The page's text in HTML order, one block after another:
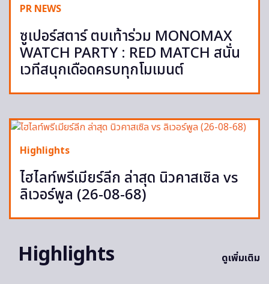
PR NEWS
ซูเปอร์สตาร์ ตบเท้าร่วม MONOMAX
WATCH PARTY : RED MATCH สนั่น
เวทีสนุกเดือดครบทุกโมเมนต์
Highlights
ไฮไลท์พรีเมียร์ลีก ล่าสุด นิวคาสเซิล vs
ลิเวอร์พูล (26-08-68)
Highlights ดูเพิ่มเติม